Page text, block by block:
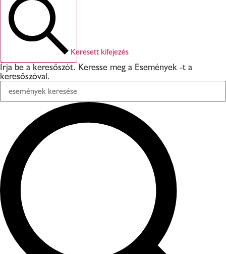
Keresett kifejezés
Írja be a keresőszót. Keresse meg a Események -t a
keresőszóval.